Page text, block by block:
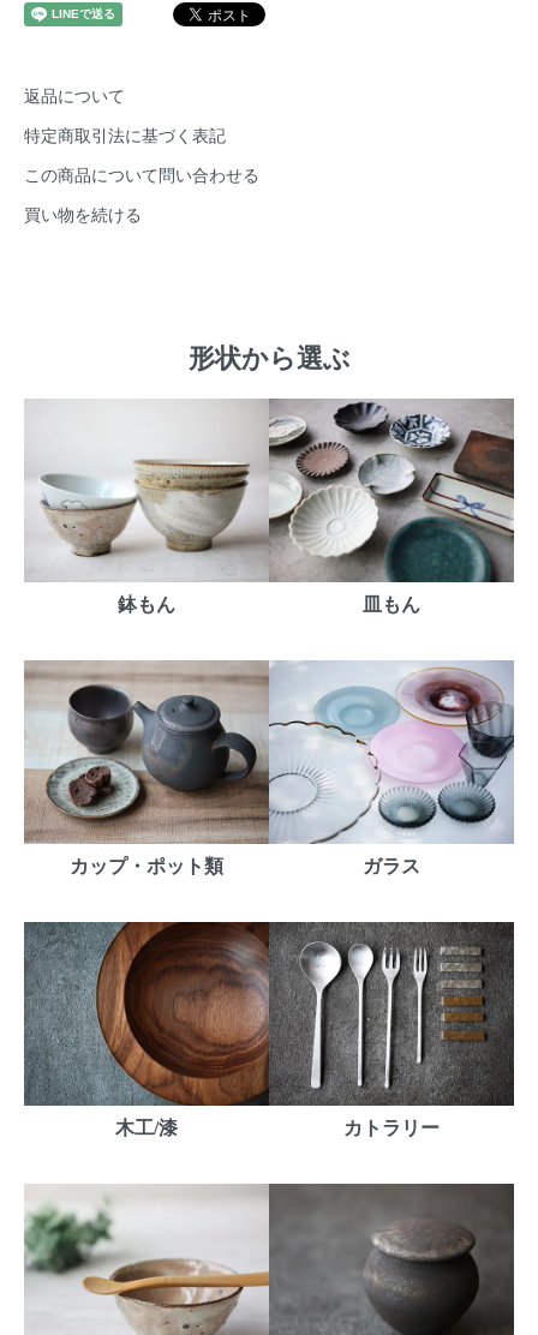
返品について
特定商取引法に基づく表記
この商品について問い合わせる
買い物を続ける
形状から選ぶ
鉢もん 皿もん
カップ・ポット類 ガラス
木工/漆 カトラリー